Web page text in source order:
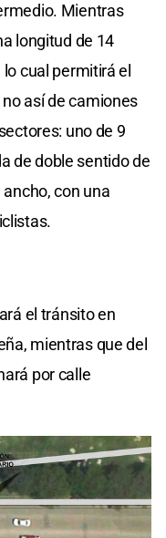
Mientras
longitud de 14
cual permitirá el
así de camiones
uno de 9
de doble sentido de
con una
el tránsito en
mientras que del
por calle